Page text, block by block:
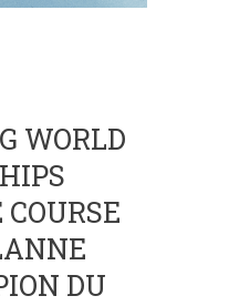
WORLD
DU